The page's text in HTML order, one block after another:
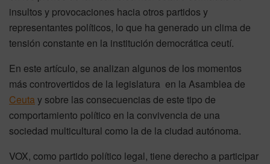
insultos y provocaciones hacia otros partidos y
representantes políticos, lo que ha generado un clima de
tensión constante en la institución democrática ceutí.
En este artículo, se analizan algunos de los momentos
más controvertidos de la legislatura en la Asamblea de
Ceutay sobre las consecuencias de este tipo de
comportamiento político en la convivencia de una
sociedad multicultural como la de la ciudad autónoma.
VOX, como partido político legal, tiene derecho a participar